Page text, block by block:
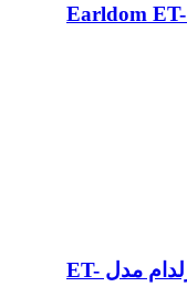
پایه نگهدارنده گیره ایی ارلدام مدل Earldom ET-
پایه نگهدارنده مگنتی ،دریچه کولر ارلدام مدل ET-